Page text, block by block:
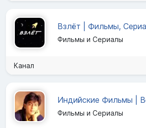
Взлёт | Фильмы,
Фильмы и Сериалы
Канал
Индийские Фильмы |
Фильмы и Сериалы